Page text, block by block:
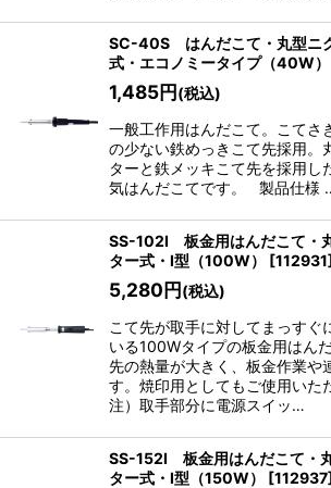
SC-40S はんだこて・丸型ニ
式・エコノミータイプ（40W）
1,485円(税込)
一般工作用はんだこて。こてさ
の少ない鉄めっきこて先採用。
ターと鉄メッキこて先を採用し
気はんだこてです。 製品仕様
SS-102I 板金用はんだこて・
ター式・I型（100W）
[112931
5,280円(税込)
こて先が取手に対してまっすぐ
いる100Wタイプの板金用はん
先の熱量が大きく、板金作業や
す。焼印用としてもご使用いた
注）取手部分に電源スイッ…
SS-152I 板金用はんだこて・
ター式・I型（150W）
[112937